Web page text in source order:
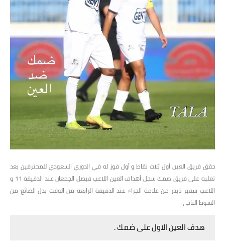
حقق فريق العين أول ثلاث نقاط و أول فوز له في الدوري السعودي للمحترفين بعد
تغلبه على فريق ضمك سجل أهداف العين اللاعب فيصل الجمعان عند الدقيقة 11 و
اللاعب سفير تايدر من علامة الجزاء عند الدقيقة الرابعة من الوقت بدل الضائع من
الشوط الثاني.
هدف العين الاول على ضمك .